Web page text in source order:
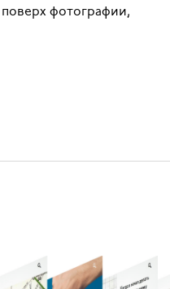
поверх фотографии,